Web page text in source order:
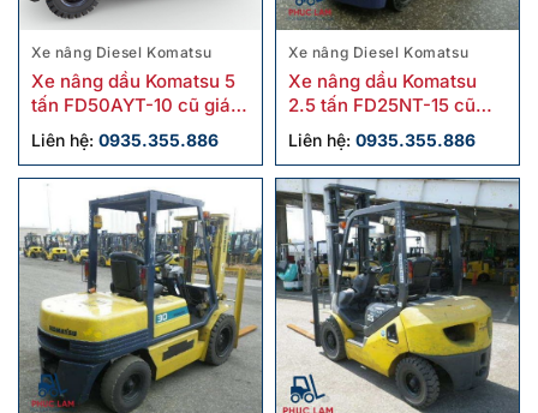
Xe nâng Diesel Komatsu
Xe nâng dầu Komatsu 5
tấn FD50AYT-10 cũ giá
tốt
Liên hệ: 0935.355.886
Xe nâng Diesel Komatsu
Xe nâng dầu Komatsu
2.5 tấn FD25NT-15 cũ
chính hãng
Liên hệ: 0935.355.886